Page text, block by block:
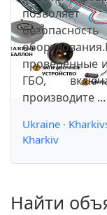
позволяет
проверенные
ГБО,
производите ...
Ukraine ·
Kharkiv
Найти